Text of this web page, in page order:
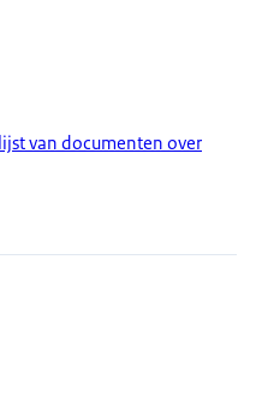
van documenten over